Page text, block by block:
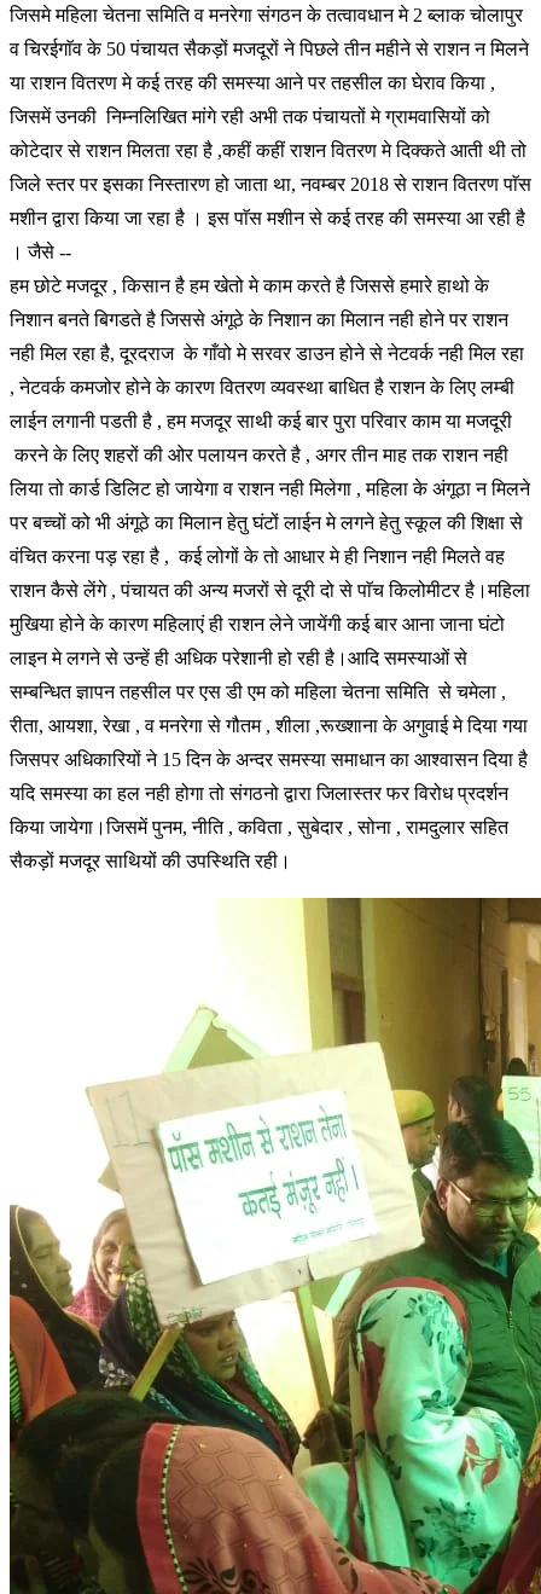
जिसमे महिला चेतना समिति व मनरेगा संगठन के तत्वावधान मे 2 ब्लाक चोलापुर
व चिरईगाॅव के 50 पंचायत सैकड़ों मजदूरों ने पिछले तीन महीने से राशन न मिलने
या राशन वितरण मे कई तरह की समस्या आने पर तहसील का घेराव किया ,
जिसमें उनकी निम्नलिखित मांगे रही अभी तक पंचायतों मे ग्रामवासियों को
कोटेदार से राशन मिलता रहा है ,कहीं कहीं राशन वितरण मे दिक्कते आती थी तो
जिले स्तर पर इसका निस्तारण हो जाता था, नवम्बर 2018 से राशन वितरण पाॅस
मशीन द्वारा किया जा रहा है । इस पाॅस मशीन से कई तरह की समस्या आ रही है
। जैसे --
हम छोटे मजदूर , किसान है हम खेतो मे काम करते है जिससे हमारे हाथो के
निशान बनते बिगडते है जिससे अंगूठे के निशान का मिलान नही होने पर राशन
नही मिल रहा है, दूरदराज के गाँवो मे सरवर डाउन होने से नेटवर्क नही मिल रहा
, नेटवर्क कमजोर होने के कारण वितरण व्यवस्था बाधित है राशन के लिए लम्बी
लाईन लगानी पडती है , हम मजदूर साथी कई बार पुरा परिवार काम या मजदूरी
करने के लिए शहरों की ओर पलायन करते है , अगर तीन माह तक राशन नही
लिया तो कार्ड डिलिट हो जायेगा व राशन नही मिलेगा , महिला के अंगूठा न मिलने
पर बच्चों को भी अंगूठे का मिलान हेतु घंटों लाईन मे लगने हेतु स्कूल की शिक्षा से
वंचित करना पड़ रहा है , कई लोगों के तो आधार मे ही निशान नही मिलते वह
राशन कैसे लेंगे , पंचायत की अन्य मजरों से दूरी दो से पाॅच किलोमीटर है।महिला
मुखिया होने के कारण महिलाएं ही राशन लेने जायेंगी कई बार आना जाना घंटो
लाइन मे लगने से उन्हें ही अधिक परेशानी हो रही है।आदि समस्याओं से
सम्बन्धित ज्ञापन तहसील पर एस डी एम को महिला चेतना समिति से चमेला ,
रीता, आयशा, रेखा , व मनरेगा से गौतम , शीला ,रूख्शाना के अगुवाई मे दिया गया
जिसपर अधिकारियों ने 15 दिन के अन्दर समस्या समाधान का आश्वासन दिया है
यदि समस्या का हल नही होगा तो संगठनो द्वारा जिलास्तर फर विरोध प्रदर्शन
किया जायेगा।जिसमें पुनम, नीति , कविता , सुबेदार , सोना , रामदुलार सहित
सैकड़ों मजदूर साथियों की उपस्थिति रही।